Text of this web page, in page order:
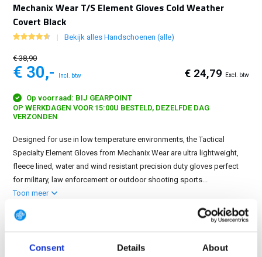
Consent Details About
Mechanix Wear T/S Element Gloves Cold Weather
Covert Black
Bekijk alles Handschoenen (alle)
€ 38,90
€ 30,- Incl. btw € 24,79 Excl. btw
Op voorraad: BIJ GEARPOINT
OP WERKDAGEN VOOR 15:00U BESTELD, DEZELFDE DAG
VERZONDEN
Designed for use in low temperature environments, the Tactical
Specialty Element Gloves from Mechanix Wear are ultra lightweight,
fleece lined, water and wind resistant precision duty gloves perfect
for military, law enforcement or outdoor shooting sports...
Toon meer
4 variaties
S M XXL